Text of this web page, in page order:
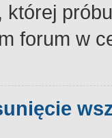
której
forum w